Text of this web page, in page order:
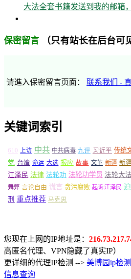
大法全套书籍发送到我的邮箱
保密留言 （只有站长在后台可
请進入保密留言页面： 联系我们 -
关键词索引
610 上访 中共 中共病毒 九评 习近平 传统
党 台湾 命运 大选 报应 故事 文革 新疆 新
江泽民 法律 法轮功 法轮功学员 法轮大法
舞弊 言论自由 谎言 贪污腐败 起诉江泽民
刑 重点推荐 马克思
您现在上网的IP地址是：
高匿名代理、VPN隐藏了真实IP）
更详细的代理IP检测 --> 美博园ip检
信息查询